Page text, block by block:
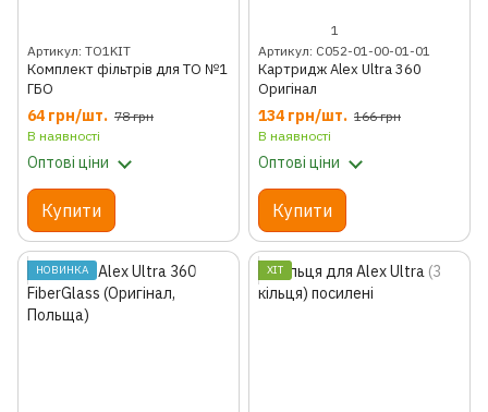
Артикул: TO1KIT
Комплект фільтрів для ТО №1
ГБО
64 грн/шт. 78 грн
В наявності
Оптові ціни
Купити
1
Артикул: C052-01-00-01-01
Картридж Alex Ultra 360
Оригінал
134 грн/шт. 166 грн
В наявності
Оптові ціни
Купити
НОВИНКА ХІТ